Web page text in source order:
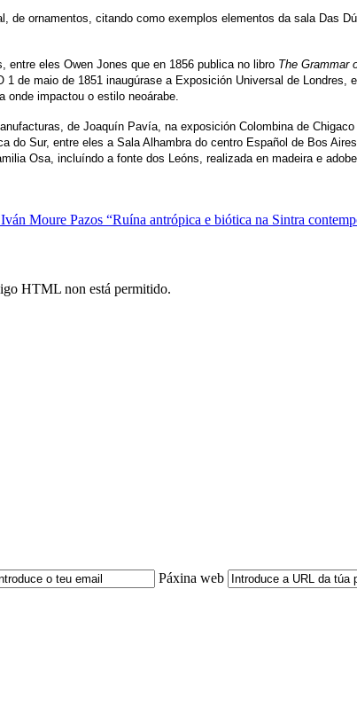
de ornamentos, citando como exemplos elementos da sala Das
entre eles Owen Jones que en 1856 publica no libro The Grammar
de maio de 1851 inaugúrase a Exposición Universal de
impactou o estilo neoárabe.
de Joaquín Pavía, na exposición Colombina de
Sur, entre eles a Sala Alhambra do centro Español de Bos
Osa, incluíndo a fonte dos Leóns, realizada en madeira e
Moure Pazos “Ruína antrópica e biótica na Sintra
HTML non está permitido.
Páxina web